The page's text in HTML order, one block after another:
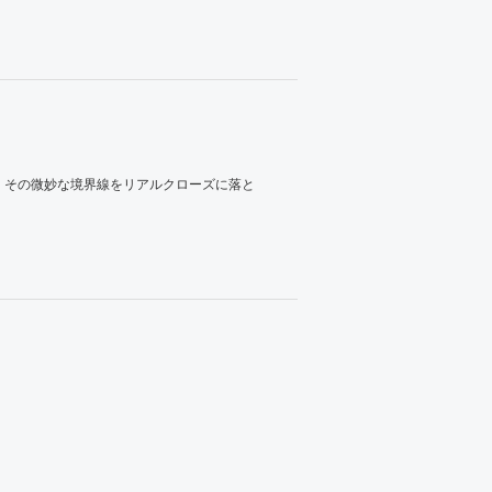
の微妙な境界線をリアルクローズに落と